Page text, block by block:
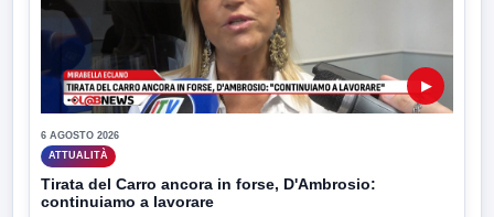
▶
6 AGOSTO 2026
ATTUALITÀ
Tirata del Carro ancora in forse, D'Ambrosio:
continuiamo a lavorare